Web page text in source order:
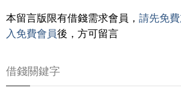
本留言版限有借錢需求會員， 請先免
入免費會員後，方可留言
借錢關鍵字